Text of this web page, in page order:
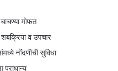
मोफत
व उपचार
नोंदणीची सुविधा
प्राधान्य